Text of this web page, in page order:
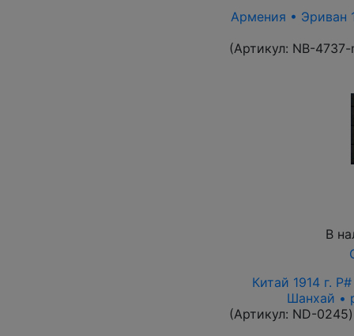
Армения • Эриван
(Артикул: NB-4737-
В
Китай 1914 г.
Шанхай •
(Артикул: ND-0245)